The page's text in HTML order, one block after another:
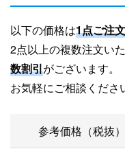
以下の価格は1点ご注
2点以上の複数注文いた
数割引がございます。
お気軽にご相談くださ
参考価格（税抜）